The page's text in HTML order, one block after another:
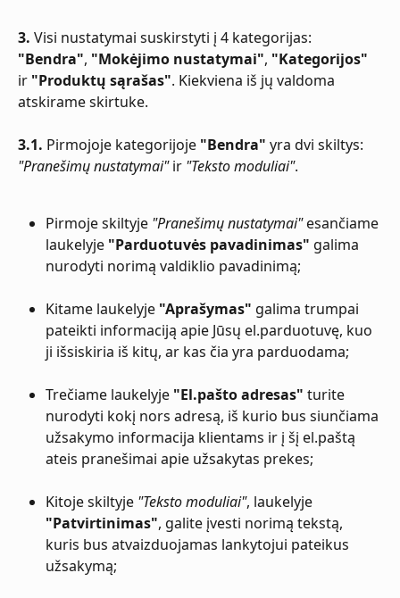
3. Visi nustatymai suskirstyti į 4 kategorijas:
"Bendra", "Mokėjimo nustatymai", "Kategorijos"
ir "Produktų sąrašas". Kiekviena iš jų valdoma
atskirame skirtuke.
3.1. Pirmojoje kategorijoje "Bendra" yra dvi skiltys:
"Pranešimų nustatymai" ir "Teksto moduliai".
Pirmoje skiltyje "Pranešimų nustatymai" esančiame
laukelyje "Parduotuvės pavadinimas" galima
nurodyti norimą valdiklio pavadinimą;
Kitame laukelyje "Aprašymas" galima trumpai
pateikti informaciją apie Jūsų el.parduotuvę, kuo
ji išsiskiria iš kitų, ar kas čia yra parduodama;
Trečiame laukelyje "El.pašto adresas" turite
nurodyti kokį nors adresą, iš kurio bus siunčiama
užsakymo informacija klientams ir į šį el.paštą
ateis pranešimai apie užsakytas prekes;
Kitoje skiltyje "Teksto moduliai", laukelyje
"Patvirtinimas", galite įvesti norimą tekstą,
kuris bus atvaizduojamas lankytojui pateikus
užsakymą;